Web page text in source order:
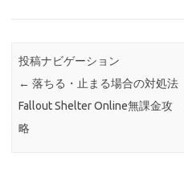
投稿ナビゲーション
← 落ちる・止まる場合の対処法
Fallout Shelter Online無課金攻
略